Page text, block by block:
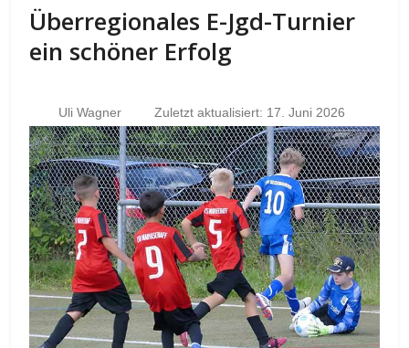
Überregionales E-Jgd-Turnier
ein schöner Erfolg
Uli Wagner Zuletzt aktualisiert: 17. Juni 2026